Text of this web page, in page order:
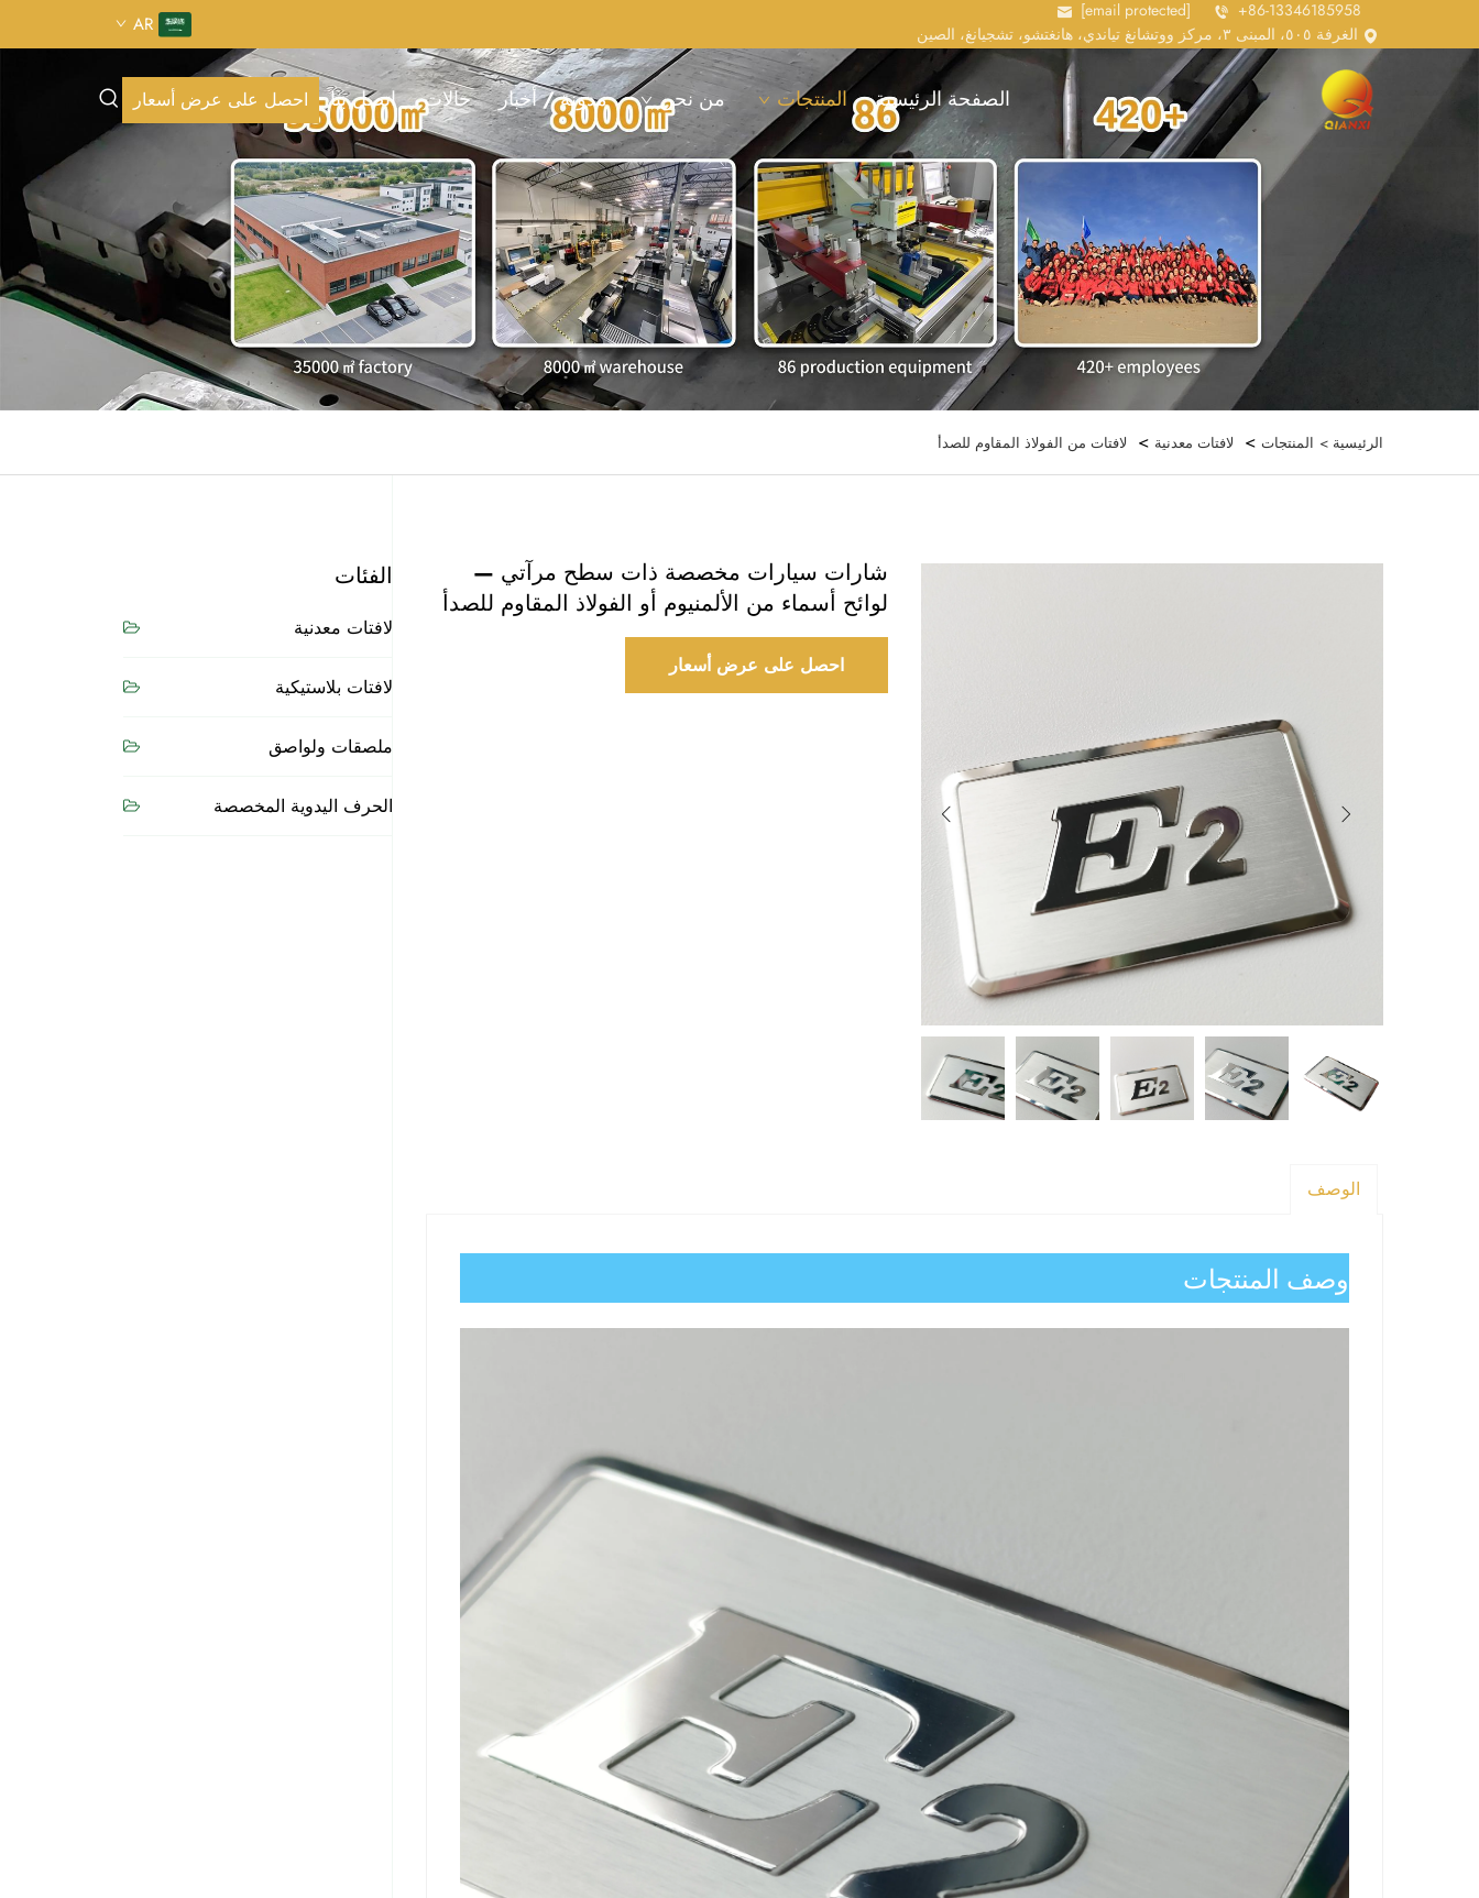
+86-13346185958
[email protected]
الغرفة ٥٠٥، المبنى ٣، مركز ووتشانغ تياندي، هانغتشو، تشجيانغ، الصين
AR
الصفحة الرئيسية المنتجات من نحن مدونة / أخبار حالات اتصل بنا احصل على عرض أسعار
الرئيسية > المنتجات > لافتات معدنية > لافتات من الفولاذ المقاوم للصدأ
شارات سيارات مخصصة ذات سطح مرآتي —
لوائح أسماء من الألمنيوم أو الفولاذ المقاوم للصدأ
احصل على عرض أسعار
الوصف
وصف المنتجات
الفئات
لافتات معدنية
لافتات بلاستيكية
ملصقات ولواصق
الحرف اليدوية المخصصة